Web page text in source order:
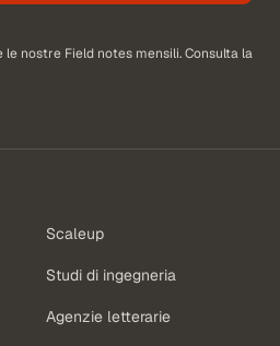
nostre Field notes mensili. Consulta la
Scaleup
Studi di ingegneria
Agenzie letterarie